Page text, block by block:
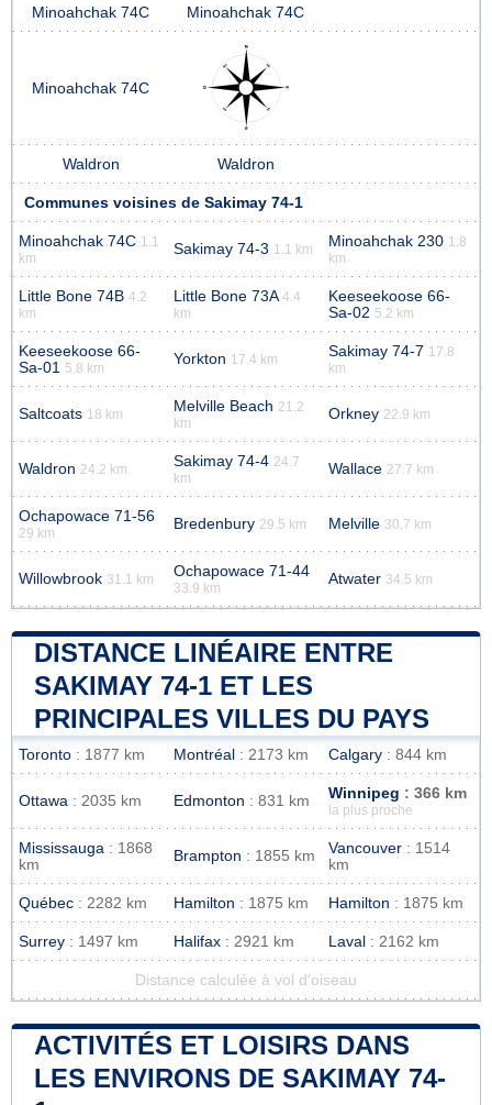
Minoahchak 74C Minoahchak 74C
Minoahchak 74C
Waldron Waldron
Communes voisines de Sakimay 74-1
Minoahchak 74C 1.1
km
Sakimay 74-3 1.1 km Minoahchak 230 1.8
km
Little Bone 74B 4.2
km
Little Bone 73A 4.4
km
Keeseekoose 66-
Sa-02 5.2 km
Keeseekoose 66-
Sa-01
5.8 km
Yorkton 17.4 km Sakimay 74-7 17.8
km
Saltcoats 18 km Melville Beach 21.2
km
Orkney 22.9 km
Waldron 24.2 km Sakimay 74-4 24.7
km
Wallace 27.7 km
Ochapowace 71-56
29 km
Bredenbury 29.5 km Melville 30.7 km
Willowbrook 31.1 km Ochapowace 71-44
33.9 km
Atwater 34.5 km
DISTANCE LINÉAIRE ENTRE
SAKIMAY 74-1 ET LES
PRINCIPALES VILLES DU PAYS
Toronto : 1877 km Montréal : 2173 km Calgary : 844 km
Ottawa : 2035 km Edmonton : 831 km Winnipeg : 366 km
la plus proche
Mississauga : 1868
km
Brampton : 1855 km Vancouver : 1514
km
Québec : 2282 km Hamilton : 1875 km Hamilton : 1875 km
Surrey : 1497 km Halifax : 2921 km Laval : 2162 km
Distance calculée à vol d'oiseau
ACTIVITÉS ET LOISIRS DANS
LES ENVIRONS DE SAKIMAY 74-